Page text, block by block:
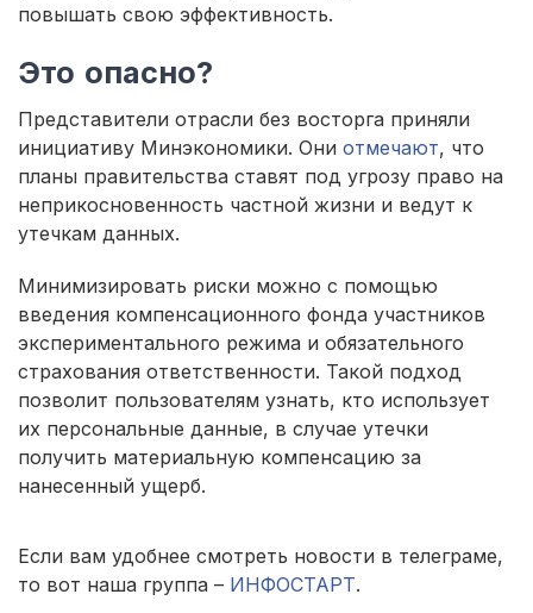
повышать свою эффективность.
Это опасно?
Представители отрасли без восторга приняли
инициативу Минэкономики. Они отмечают, что
планы правительства ставят под угрозу право на
неприкосновенность частной жизни и ведут к
утечкам данных.
Минимизировать риски можно с помощью
введения компенсационного фонда участников
экспериментального режима и обязательного
страхования ответственности. Такой подход
позволит пользователям узнать, кто использует
их персональные данные, в случае утечки
получить материальную компенсацию за
нанесенный ущерб.
Если вам удобнее смотреть новости в телеграме,
то вот наша группа – ИНФОСТАРТ.